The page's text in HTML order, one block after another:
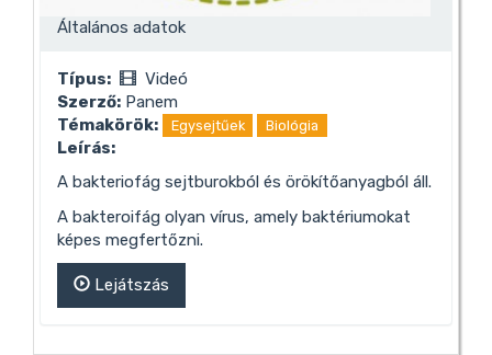
Általános adatok
Típus:
Videó
Szerző: Panem
Témakörök:
Egysejtűek Biológia
Leírás:
A bakteriofág sejtburokból és örökítőanyagból áll.
A bakteroifág olyan vírus, amely baktériumokat
képes megfertőzni.
Lejátszás